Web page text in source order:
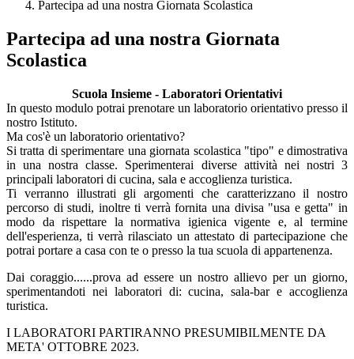
Partecipa ad una nostra Giornata Scolastica
Partecipa ad una nostra Giornata
Scolastica
Scuola Insieme - Laboratori Orientativi
In questo modulo potrai prenotare un laboratorio orientativo presso il
nostro Istituto.
Ma cos'è un laboratorio orientativo?
Si tratta di sperimentare una giornata scolastica "tipo" e dimostrativa
in una nostra classe. Sperimenterai diverse attività nei nostri 3
principali laboratori di cucina, sala e accoglienza turistica.
Ti verranno illustrati gli argomenti che caratterizzano il nostro
percorso di studi, inoltre ti verrà fornita una divisa "usa e getta" in
modo da rispettare la normativa igienica vigente e, al termine
dell'esperienza, ti verrà rilasciato un attestato di partecipazione che
potrai portare a casa con te o presso la tua scuola di appartenenza.
Dai coraggio......prova ad essere un nostro allievo per un giorno,
sperimentandoti nei laboratori di: cucina, sala-bar e accoglienza
turistica.
I LABORATORI PARTIRANNO PRESUMIBILMENTE DA
META' OTTOBRE 2023.